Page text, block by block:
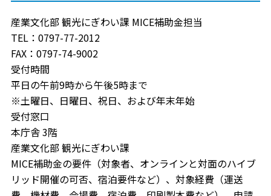
産業文化部 観光にぎわい課 MICE補助金担当
TEL：0797-77-2012
FAX：0797-74-9002
受付時間
平日の午前9時から午後5時まで
※土曜日、日曜日、祝日、および年末年始
受付窓口
本庁舎 3階
産業文化部 観光にぎわい課
MICE補助金の要件（対象者、オンラインと対面のハイブ
リッド開催の可否、宿泊要件など）、対象経費（運送